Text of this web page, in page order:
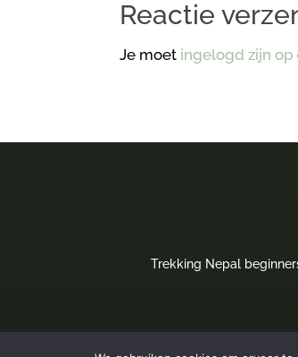
Reactie
Je moet ingelogd zijn op
Trekking Nepal